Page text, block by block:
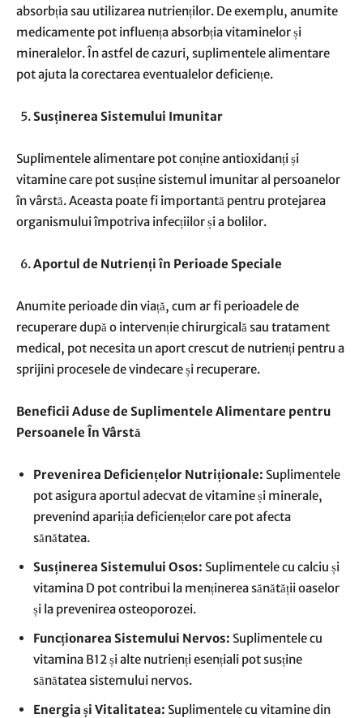
absorbția sau utilizarea nutrienților. De exemplu, anumite
medicamente pot influența absorbția vitaminelor și
mineralelor. În astfel de cazuri, suplimentele alimentare
pot ajuta la corectarea eventualelor deficiențe.
Susținerea Sistemului Imunitar
Suplimentele alimentare pot conține antioxidanți și
vitamine care pot susține sistemul imunitar al persoanelor
în vârstă. Aceasta poate fi importantă pentru protejarea
organismului împotriva infecțiilor și a bolilor.
Aportul de Nutrienți în Perioade Speciale
Anumite perioade din viață, cum ar fi perioadele de
recuperare după o intervenție chirurgicală sau tratament
medical, pot necesita un aport crescut de nutrienți pentru a
sprijini procesele de vindecare și recuperare.
Beneficii Aduse de Suplimentele Alimentare pentru
Persoanele În Vârstă
Prevenirea Deficiențelor Nutriționale: Suplimentele
pot asigura aportul adecvat de vitamine și minerale,
prevenind apariția deficiențelor care pot afecta
sănătatea.
Susținerea Sistemului Osos: Suplimentele cu calciu și
vitamina D pot contribui la menținerea sănătății oaselor
și la prevenirea osteoporozei.
Funcționarea Sistemului Nervos: Suplimentele cu
vitamina B12 și alte nutrienți esențiali pot susține
sănătatea sistemului nervos.
Energia și Vitalitatea: Suplimentele cu vitamine din